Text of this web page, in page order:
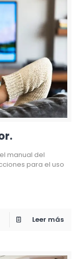
manual del
para el uso
Leer más